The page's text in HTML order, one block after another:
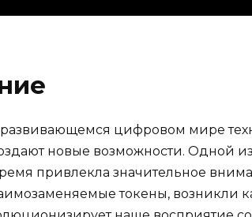
развивающемся цифровом мире
новые возможности. Одной
привлекла значительное
токены, возникли